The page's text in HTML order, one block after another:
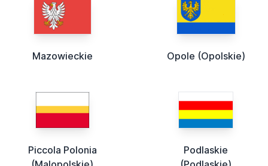
Mazowieckie Opole (Opolskie)
Piccola Polonia
Podlaskie